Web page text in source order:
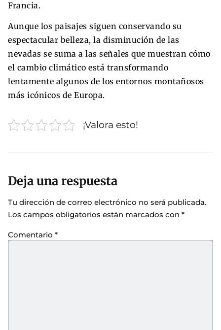
Francia.
Aunque los paisajes siguen conservando su
espectacular belleza, la disminución de las
nevadas se suma a las señales que muestran cómo
el cambio climático está transformando
lentamente algunos de los entornos montañosos
más icónicos de Europa.
¡Valora esto!
Deja una respuesta
Tu dirección de correo electrónico no será publicada.
Los campos obligatorios están marcados con *
Comentario *